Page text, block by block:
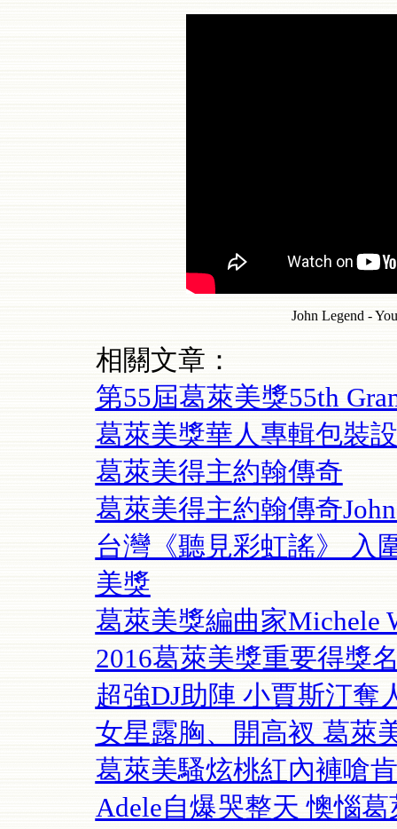
John Legend -
相關文章：
第55屆葛萊美獎55th
葛萊美獎華人專輯包裝
葛萊美得主約翰傳奇
葛萊美得主約翰傳奇John
台灣《聽見彩虹謠》 入
美獎
葛萊美獎編曲家Michele
2016葛萊美獎重要得獎
超強DJ助陣 小賈斯汀奪
女星露胸、開高衩 葛萊
葛萊美騷炫桃紅內褲嗆
Adele自爆哭整天 懊惱